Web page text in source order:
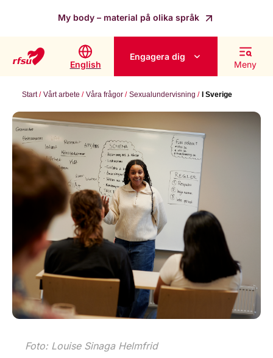
My body – material på olika språk
English
Engagera dig
Meny
Start Vårt arbete Våra frågor Sexualundervisning I Sverige
Foto: Louise Sinaga Helmfrid